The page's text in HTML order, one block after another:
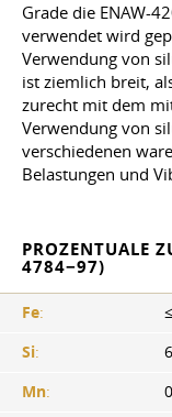
Grade die ENAW-
verwendet wird
Verwendung von
ist ziemlich breit,
zurecht mit dem
Verwendung von
verschiedenen
Belastungen und
PROZENTUALE
4784−97)
Fe:
Si:
Mn: